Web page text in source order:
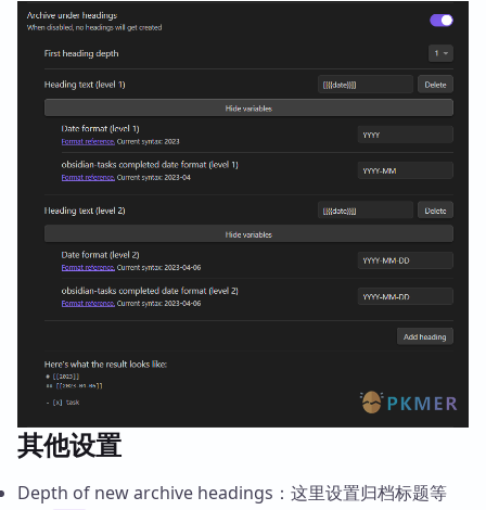
其他设置
Depth of new archive headings：这里设置归档标题等